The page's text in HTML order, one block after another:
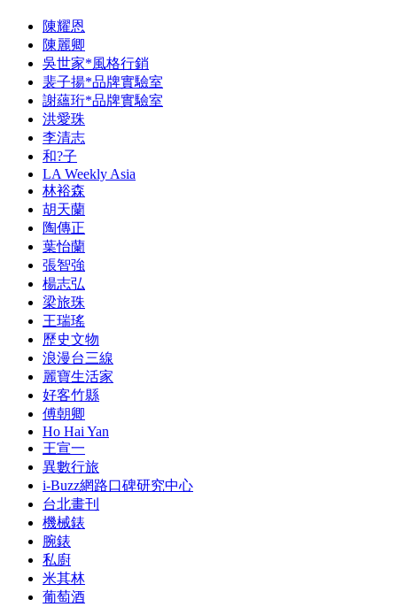
陳耀恩
陳麗卿
吳世家*風格行銷
裴子揚*品牌實驗室
謝蘊珩*品牌實驗室
洪愛珠
李清志
和?子
LA Weekly Asia
林裕森
胡天蘭
陶傳正
葉怡蘭
張智強
楊志弘
梁旅珠
王瑞瑤
歷史文物
浪漫台三線
麗寶生活家
好客竹縣
傅朝卿
Ho Hai Yan
王宣一
異數行旅
i-Buzz網路口碑研究中心
台北畫刊
機械錶
腕錶
私廚
米其林
葡萄酒